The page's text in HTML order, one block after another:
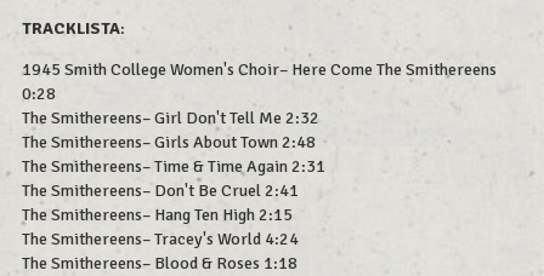
TRACKLISTA:
1945 Smith College Women's Choir– Here Come The Smithereens
0:28
The Smithereens– Girl Don't Tell Me 2:32
The Smithereens– Girls About Town 2:48
The Smithereens– Time & Time Again 2:31
The Smithereens– Don't Be Cruel 2:41
The Smithereens– Hang Ten High 2:15
The Smithereens– Tracey's World 4:24
The Smithereens– Blood & Roses 1:18